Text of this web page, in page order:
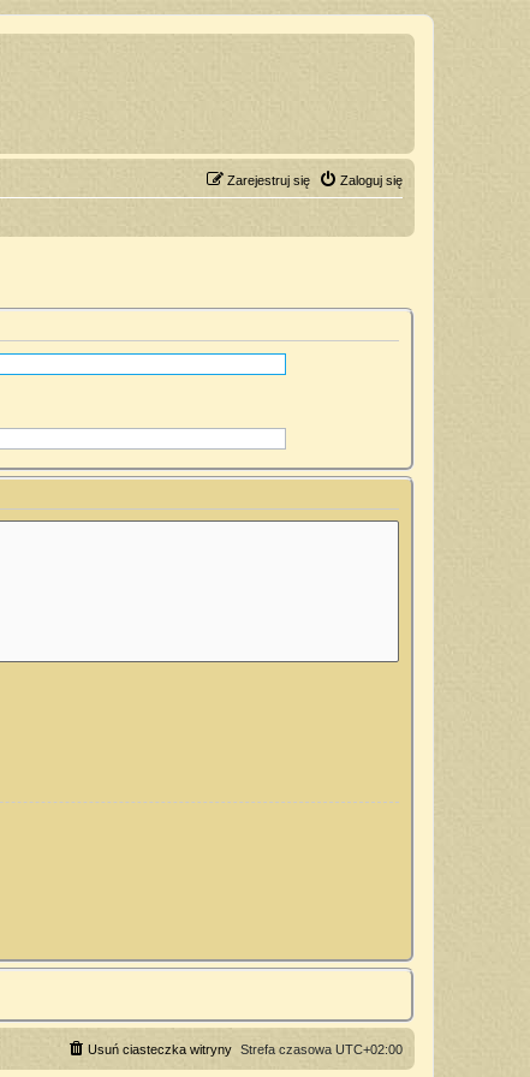
Zaloguj się
Zarejestruj się
Strefa czasowa UTC+02:00
Usuń ciasteczka witryny